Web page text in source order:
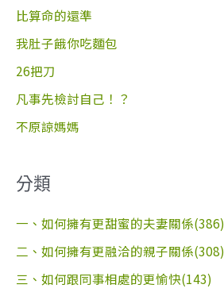
字
:
比算命的還準
我肚子餓你吃麵包
26把刀
凡事先檢討自己！？
不原諒媽媽
分類
一、如何擁有更甜蜜的夫妻關係(386)
二、如何擁有更融洽的親子關係(308)
三、如何跟同事相處的更愉快(143)